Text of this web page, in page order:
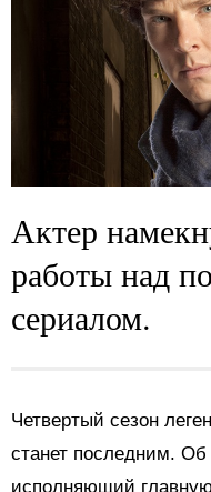
Актер
работы над
сериалом.
Четвертый сезон
станет последним. Об
исполняющий